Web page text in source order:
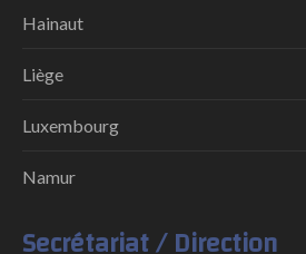
Hainaut
Liège
Luxembourg
Namur
Secrétariat / Direction